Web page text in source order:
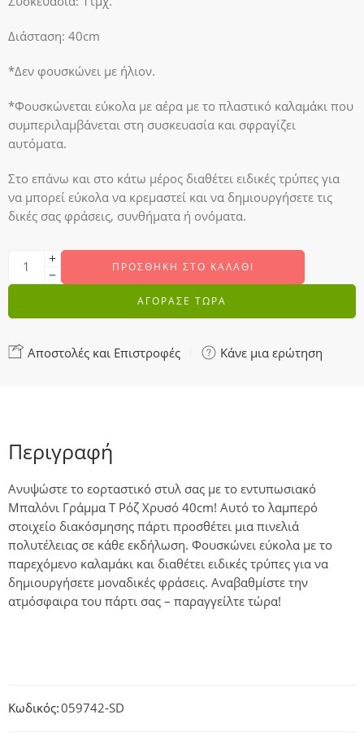
Διάσταση: 40cm
*Δεν φουσκώνει με ήλιον.
*Φουσκώνεται εύκολα με αέρα με το πλαστικό καλαμάκι που
συμπεριλαμβάνεται στη συσκευασία και σφραγίζει
αυτόματα.
Στο επάνω και στο κάτω μέρος διαθέτει ειδικές τρύπες για
να μπορεί εύκολα να κρεμαστεί και να δημιουργήσετε τις
δικές σας φράσεις, συνθήματα ή ονόματα.
ΠΡΟΣΘΉΚΗ ΣΤΟ ΚΑΛΆΘΙ
ΑΓΟΡΑΣΕ ΤΩΡΑ
Αποστολές και Επιστροφές Κάνε μια ερώτηση
Περιγραφή
Ανυψώστε το εορταστικό στυλ σας με το εντυπωσιακό
Μπαλόνι Γράμμα T Ρόζ Χρυσό 40cm! Αυτό το λαμπερό
στοιχείο διακόσμησης πάρτι προσθέτει μια πινελιά
πολυτέλειας σε κάθε εκδήλωση. Φουσκώνει εύκολα με το
παρεχόμενο καλαμάκι και διαθέτει ειδικές τρύπες για να
δημιουργήσετε μοναδικές φράσεις. Αναβαθμίστε την
ατμόσφαιρα του πάρτι σας – παραγγείλτε τώρα!
Κωδικός:059742-SD